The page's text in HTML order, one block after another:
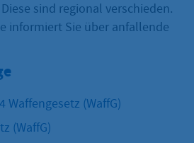
sind regional verschieden.
informiert Sie über anfallende
Waffengesetz (WaffG)
(WaffG)